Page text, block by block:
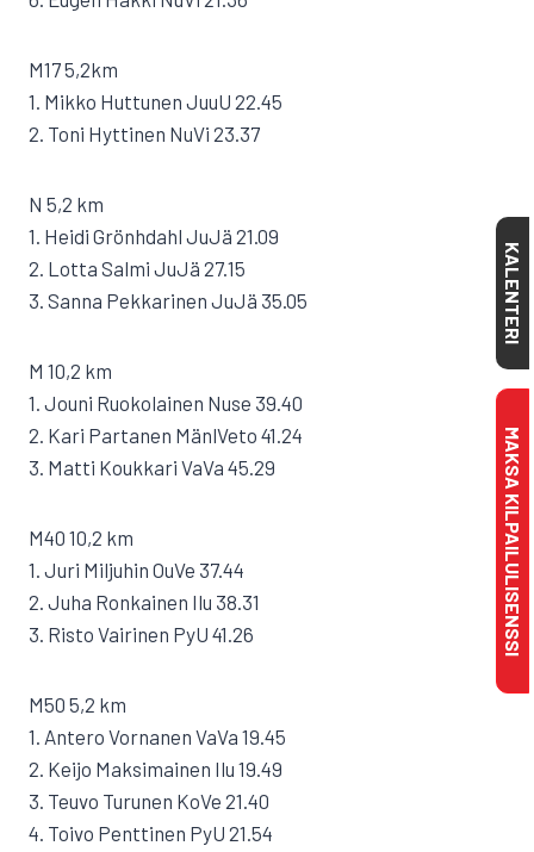
M17 5,2km
1. Mikko Huttunen JuuU 22.45
2. Toni Hyttinen NuVi 23.37
N 5,2 km
1. Heidi Grönhdahl JuJä 21.09
2. Lotta Salmi JuJä 27.15
3. Sanna Pekkarinen JuJä 35.05
M 10,2 km
1. Jouni Ruokolainen Nuse 39.40
2. Kari Partanen MänlVeto 41.24
3. Matti Koukkari VaVa 45.29
M40 10,2 km
1. Juri Miljuhin OuVe 37.44
2. Juha Ronkainen Ilu 38.31
3. Risto Vairinen PyU 41.26
M50 5,2 km
1. Antero Vornanen VaVa 19.45
2. Keijo Maksimainen Ilu 19.49
3. Teuvo Turunen KoVe 21.40
4. Toivo Penttinen PyU 21.54
KALENTERI
MAKSA KILPAILULISENSSI